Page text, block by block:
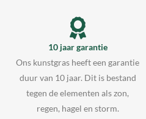
10 jaar garantie
Ons kunstgras heeft een garantie
duur van 10 jaar. Dit is bestand
tegen de elementen als zon,
regen, hagel en storm.